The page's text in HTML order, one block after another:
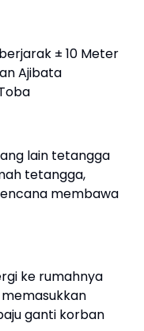
± 10 Meter
Ajibata
lain tetangga
tetangga,
membawa
ke rumahnya
ganti korban